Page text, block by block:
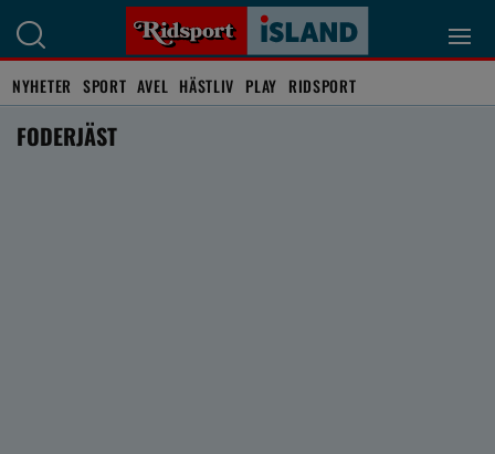
NYHETER SPORT AVEL HÄSTLIV PLAY RIDSPORT
FODERJÄST